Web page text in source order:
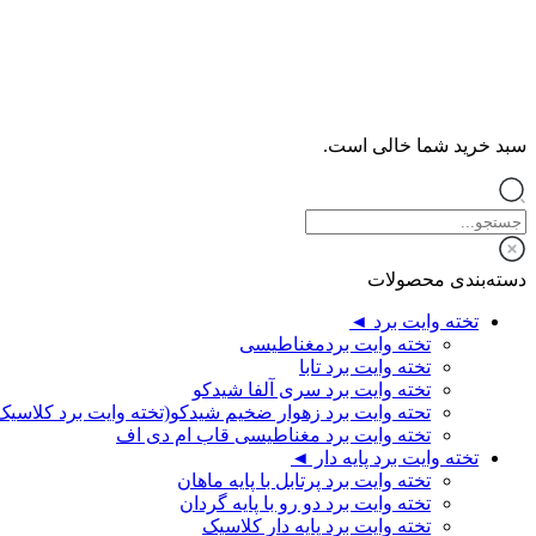
سبد خرید شما خالی است.
دسته‌بندی محصولات
تخته وایت برد ◄
تخته وایت بردمغناطیسی
تخته وایت برد تابا
تخته وایت برد سری آلفا شیدکو
تحته وایت برد زهوار ضخیم شیدکو(تخته وایت برد
تخته وایت برد مغناطیسی قاب ام دی اف
تخته وایت برد پایه دار ◄
تخته وایت برد پرتابل با پایه ماهان
تخته وایت برد دو رو با پایه گردان
تخته وایت برد پایه دار کلاسیک